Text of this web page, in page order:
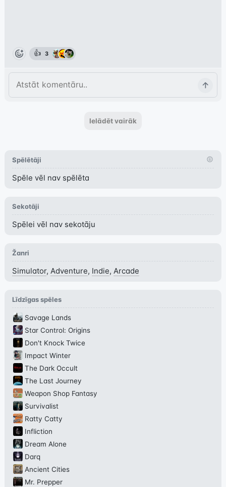
👍 3
Ielādēt vairāk
Spēlētāji
Spēle vēl nav spēlēta
Sekotāji
Spēlei vēl nav sekotāju
Žanri
Simulator, Adventure, Indie, Arcade
Līdzīgas spēles
Savage Lands
Star Control: Origins
Don't Knock Twice
Impact Winter
The Dark Occult
The Last Journey
Weapon Shop Fantasy
Survivalist
Ratty Catty
Infliction
Dream Alone
Darq
Ancient Cities
Mr. Prepper